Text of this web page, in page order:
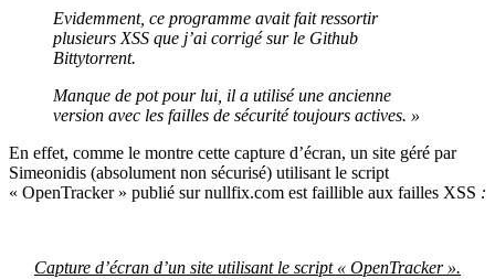
Evidemment, ce programme avait fait ressortir
plusieurs XSS que j’ai corrigé sur le Github
Bittytorrent.
Manque de pot pour lui, il a utilisé une ancienne
version avec les failles de sécurité toujours actives. »
En effet, comme le montre cette capture d’écran, un site géré par
Simeonidis (absolument non sécurisé) utilisant le script
« OpenTracker » publié sur nullfix.com est faillible aux failles XSS :
Capture d’écran d’un site utilisant le script « OpenTracker ».